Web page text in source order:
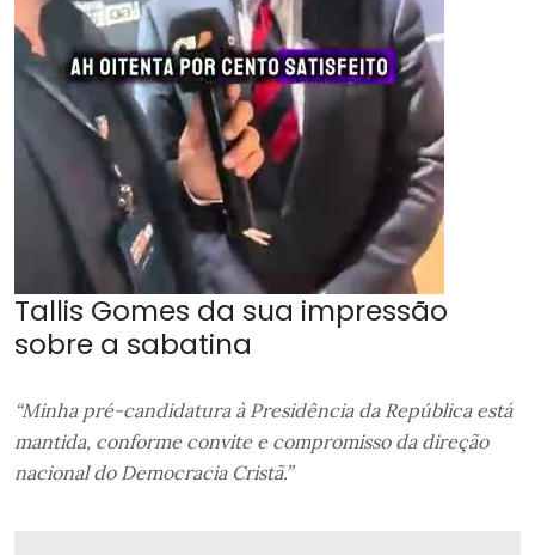
Tallis Gomes da sua impressão
sobre a sabatina
“Minha pré-candidatura à Presidência da República está
mantida, conforme convite e compromisso da direção
nacional do Democracia Cristã.”